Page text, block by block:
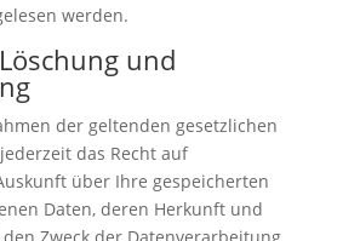
werden.
und
der geltenden gesetzlichen
das Recht auf
über Ihre gespeicherten
Daten, deren Herkunft und